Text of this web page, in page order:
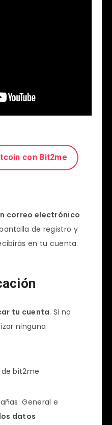
con Bit2me
correo electrónico
de registro y
en tu cuenta.
tu cuenta. Si no
ninguna
General e
datos